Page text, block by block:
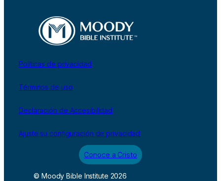
Políticas de privacidad
Términos de uso
Declaración de Accesibilidad
Ajuste su configuración de privacidad
Conoce a Cristo
© Moody Bible Institute 2026